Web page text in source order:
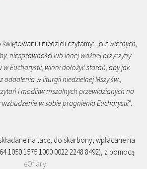
niedzieli czytamy: „ ci z wiernych,
niesprawności lub innej ważnej przyczyny
w Eucharystii, winni dołożyć starań, aby jak
oddalenia w liturgii niedzielnej Mszy św.,
i modlitw mszalnych przewidzianych na
wzbudzenie w sobie pragnienia Eucharystii”.
na tacę, do skarbony, wpłacane na
1050 1575 1000 0022 2248 8492), z pomocą
eOfiary